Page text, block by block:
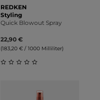
REDKEN
Styling
Quick Blowout Spray
22,90 €
(183,20 € / 1000 Milliliter)